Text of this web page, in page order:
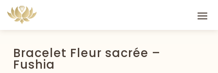
Bracelet Fleur sacrée –
Fushia